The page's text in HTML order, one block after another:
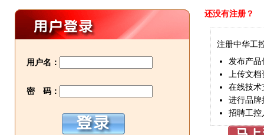
用户名：
密 码：
还没有注册？
注册中华工
发布产品
上传文档
在线技术
进行品牌
招聘工控